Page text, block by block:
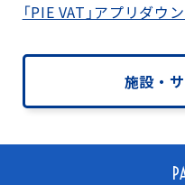
「PIE VAT」アプリダウ
施設・